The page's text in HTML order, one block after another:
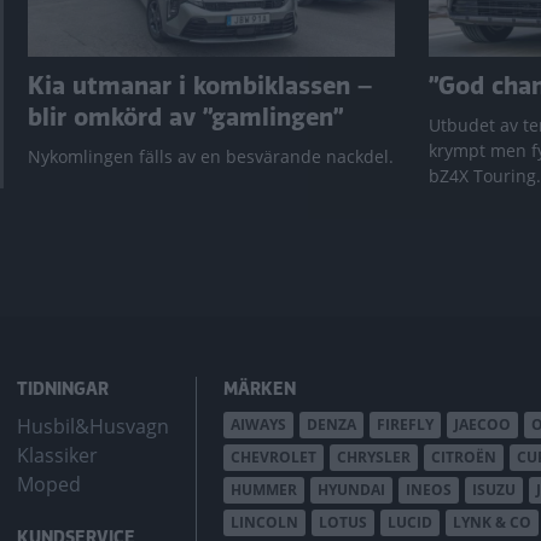
Kia utmanar i kombiklassen –
blir omkörd av ”gamlingen”
Nykomlingen fälls av en besvärande nackdel.
”God
Utbudet av
krympt men
bZ4X
TIDNINGAR
Husbil&Husvagn
Klassiker
Moped
MÄRKEN
AIWAYS DENZA FIREFLY JAECOO
CHEVROLET
CHRYSLER CITROËN
HUMMER
HYUNDAI INEOS ISUZU
LINCOLN
LOTUS LUCID LYNK & CO